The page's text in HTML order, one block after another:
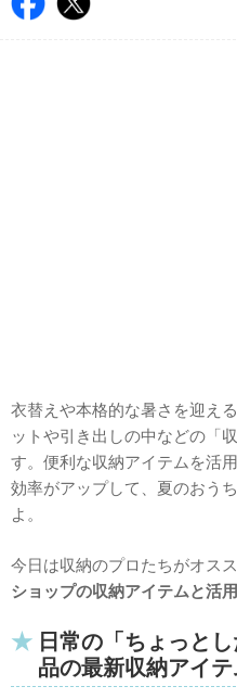
衣替えや本格的な暑さを迎え
ットや引き出しの中などの「
す。便利な収納アイテムを活
効率がアップして、夏のおう
よ。
今日は収納のプロたちがオス
ショップの収納アイテムと活用
日常の「ちょっと
品の最新収納アイ